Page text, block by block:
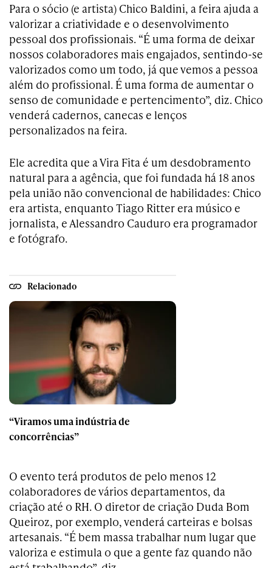
Para o sócio (e artista) Chico Baldini, a feira ajuda a
valorizar a criatividade e o desenvolvimento
pessoal dos profissionais. “É uma forma de deixar
nossos colaboradores mais engajados, sentindo-se
valorizados como um todo, já que vemos a pessoa
além do profissional. É uma forma de aumentar o
senso de comunidade e pertencimento”, diz. Chico
venderá cadernos, canecas e lenços
personalizados na feira.
Ele acredita que a Vira Fita é um desdobramento
natural para a agência, que foi fundada há 18 anos
pela união não convencional de habilidades: Chico
era artista, enquanto Tiago Ritter era músico e
jornalista, e Alessandro Cauduro era programador
e fotógrafo.
Relacionado
“Viramos uma indústria de
concorrências”
O evento terá produtos de pelo menos 12
colaboradores de vários departamentos, da
criação até o RH. O diretor de criação Duda Bom
Queiroz, por exemplo, venderá carteiras e bolsas
artesanais. “É bem massa trabalhar num lugar que
valoriza e estimula o que a gente faz quando não